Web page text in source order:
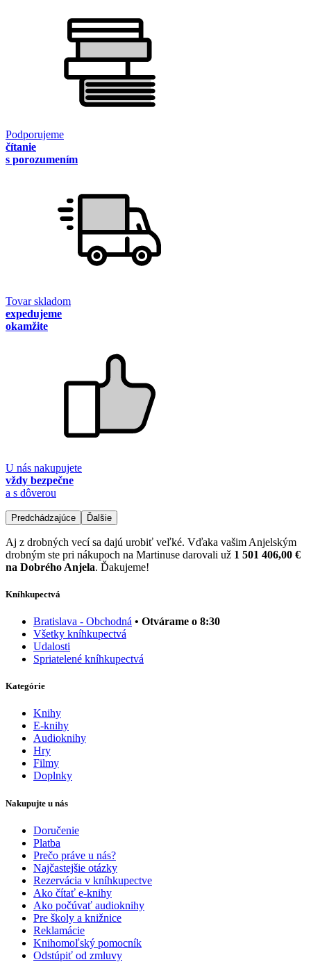
Podporujeme
čítanie
s porozumením
Tovar skladom
expedujeme
okamžite
U nás nakupujete
vždy bezpečne
a s dôverou
Predchádzajúce Ďalšie
Aj z drobných vecí sa dajú urobiť veľké. Vďaka vašim Anjelským
drobným ste pri nákupoch na Martinuse darovali už 1 501 406,00 €
na Dobrého Anjela. Ďakujeme!
Kníhkupectvá
Bratislava - Obchodná • Otvárame o 8:30
Všetky kníhkupectvá
Udalosti
Spriatelené kníhkupectvá
Kategórie
Knihy
E-knihy
Audioknihy
Hry
Filmy
Doplnky
Nakupujte u nás
Doručenie
Platba
Prečo práve u nás?
Najčastejšie otázky
Rezervácia v kníhkupectve
Ako čítať e-knihy
Ako počúvať audioknihy
Pre školy a knižnice
Reklamácie
Knihomoľský pomocník
Odstúpiť od zmluvy